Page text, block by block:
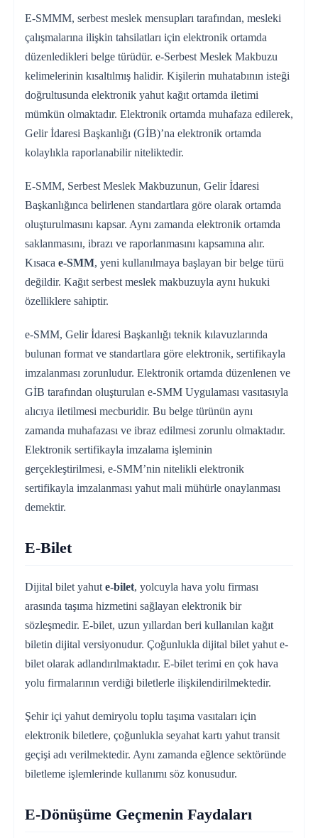
E-SMMM, serbest meslek mensupları tarafından, mesleki
çalışmalarına ilişkin tahsilatları için elektronik ortamda
düzenledikleri belge türüdür. e-Serbest Meslek Makbuzu
kelimelerinin kısaltılmış halidir. Kişilerin muhatabının isteği
doğrultusunda elektronik yahut kağıt ortamda iletimi
mümkün olmaktadır. Elektronik ortamda muhafaza edilerek,
Gelir İdaresi Başkanlığı (GİB)’na elektronik ortamda
kolaylıkla raporlanabilir niteliktedir.
E-SMM, Serbest Meslek Makbuzunun, Gelir İdaresi
Başkanlığınca belirlenen standartlara göre olarak ortamda
oluşturulmasını kapsar. Aynı zamanda elektronik ortamda
saklanmasını, ibrazı ve raporlanmasını kapsamına alır.
Kısaca e-SMM, yeni kullanılmaya başlayan bir belge türü
değildir. Kağıt serbest meslek makbuzuyla aynı hukuki
özelliklere sahiptir.
e-SMM, Gelir İdaresi Başkanlığı teknik kılavuzlarında
bulunan format ve standartlara göre elektronik, sertifikayla
imzalanması zorunludur. Elektronik ortamda düzenlenen ve
GİB tarafından oluşturulan e-SMM Uygulaması vasıtasıyla
alıcıya iletilmesi mecburidir. Bu belge türünün aynı
zamanda muhafazası ve ibraz edilmesi zorunlu olmaktadır.
Elektronik sertifikayla imzalama işleminin
gerçekleştirilmesi, e-SMM’nin nitelikli elektronik
sertifikayla imzalanması yahut mali mühürle onaylanması
demektir.
E-Bilet
Dijital bilet yahut e-bilet, yolcuyla hava yolu firması
arasında taşıma hizmetini sağlayan elektronik bir
sözleşmedir. E-bilet, uzun yıllardan beri kullanılan kağıt
biletin dijital versiyonudur. Çoğunlukla dijital bilet yahut e-
bilet olarak adlandırılmaktadır. E-bilet terimi en çok hava
yolu firmalarının verdiği biletlerle ilişkilendirilmektedir.
Şehir içi yahut demiryolu toplu taşıma vasıtaları için
elektronik biletlere, çoğunlukla seyahat kartı yahut transit
geçişi adı verilmektedir. Aynı zamanda eğlence sektöründe
biletleme işlemlerinde kullanımı söz konusudur.
E-Dönüşüme Geçmenin Faydaları